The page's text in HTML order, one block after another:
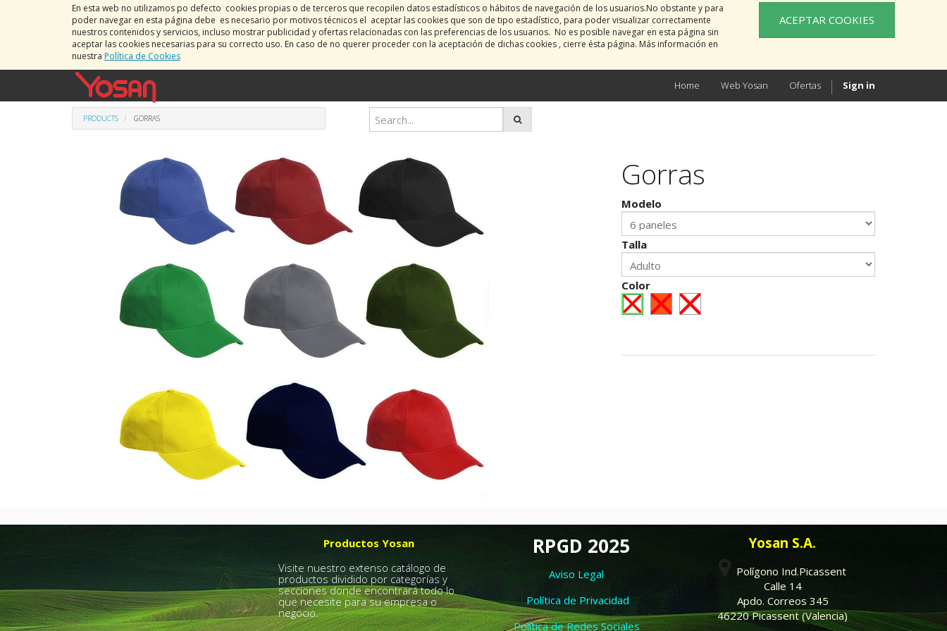
En esta web no utilizamos po defecto cookies propias o de terceros que recopilen datos estadísticos o hábitos de navegación de los usuarios.No obstante y para
poder navegar en esta página debe es necesario por motivos técnicos el aceptar las cookies que son de tipo estadístico, para poder visualizar correctamente
nuestros contenidos y servicios, incluso mostrar publicidad y ofertas relacionadas con las preferencias de los usuarios. No es posible navegar en esta página sin
aceptar las cookies necesarias para su correcto uso. En caso de no querer proceder con la aceptación de dichas cookies , cierre ésta página. Más información en
nuestra Política de Cookies
ACEPTAR COOKIES
Home Web Yosan Ofertas Sign in
PRODUCTS GORRAS
Gorras
Modelo
Talla
Color
Productos Yosan
Visite nuestro extenso catálogo de
productos dividido por categorías y
secciones donde encontrará todo lo
que necesite para su empresa o
negocio.
RPGD 2025
Aviso Legal
Política de Privacidad
Política de Redes Sociales
Yosan S.A.
Polígono Ind.Picassent
Calle 14
Apdo. Correos 345
46220 Picassent (Valencia)